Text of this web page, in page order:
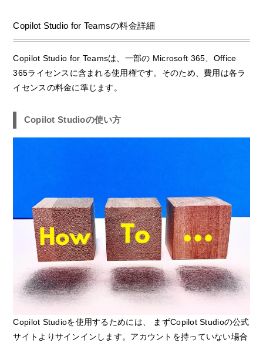
Copilot Studio for Teamsの料金詳細
Copilot Studio for Teamsは、一部の Microsoft 365、Office
365ライセンスに含まれる使用権です。そのため、費用は各ラ
イセンスの料金に準じます。
Copilot Studioの使い方
Copilot Studioを使用するためには、 まずCopilot Studioの公式
サイトよりサインインします。アカウントを持っていない場合